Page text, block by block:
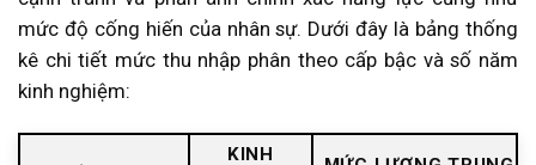
mức độ cống hiến của nhân sự. Dưới đây là bảng thống
kê chi tiết mức thu nhập phân theo cấp bậc và số năm
kinh nghiệm:
KINH